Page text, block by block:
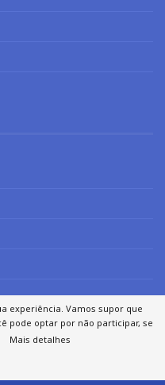
experiência. Vamos supor que
pode optar por não participar, se
Mais detalhes